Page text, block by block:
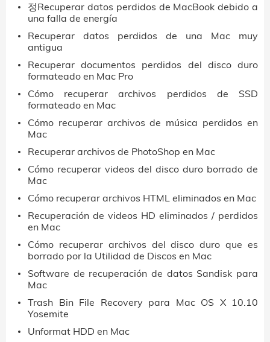
정Recuperar datos perdidos de MacBook debido a
una falla de energía
Recuperar datos perdidos de una Mac muy
antigua
Recuperar documentos perdidos del disco duro
formateado en Mac Pro
Cómo recuperar archivos perdidos de SSD
formateado en Mac
Cómo recuperar archivos de música perdidos en
Mac
Recuperar archivos de PhotoShop en Mac
Cómo recuperar videos del disco duro borrado de
Mac
Cómo recuperar archivos HTML eliminados en Mac
Recuperación de videos HD eliminados / perdidos
en Mac
Cómo recuperar archivos del disco duro que es
borrado por la Utilidad de Discos en Mac
Software de recuperación de datos Sandisk para
Mac
Trash Bin File Recovery para Mac OS X 10.10
Yosemite
Unformat HDD en Mac